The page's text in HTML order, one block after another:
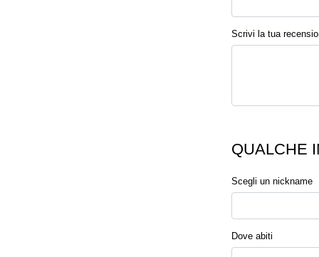
Scrivi la tua
QUALCHE
Scegli un nickname
Dove abiti